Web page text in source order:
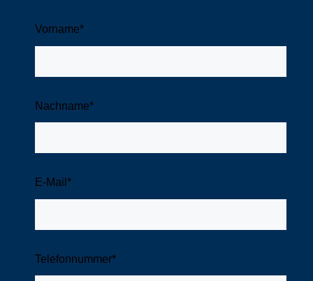
Vorname*
Nachname*
E-Mail *
Telefonnummer*